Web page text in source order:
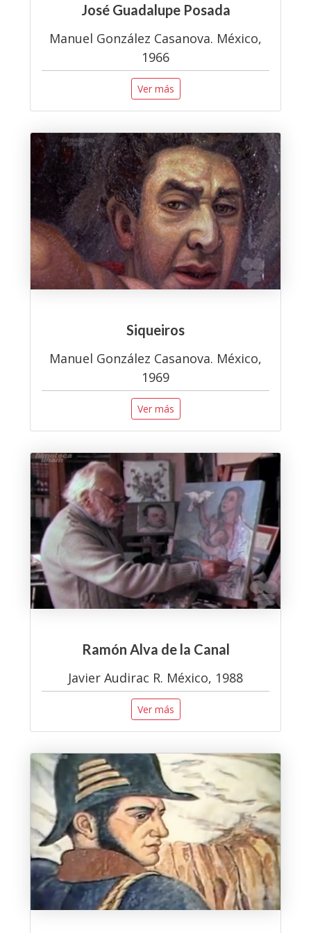
José Guadalupe Posada
Manuel González Casanova. México,
1966
Ver más
Siqueiros
Manuel González Casanova. México,
1969
Ver más
Ramón Alva de la Canal
Javier Audirac R. México, 1988
Ver más